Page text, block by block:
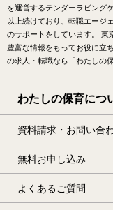
を運営するテンダーラビング
以上続けており、転職エージ
のサポートをしています。 東
豊富な情報をもってお役に立
の求人・転職なら「わたしの保
わたしの保育につ
資料請求・お問い合
無料お申し込み
よくあるご質問